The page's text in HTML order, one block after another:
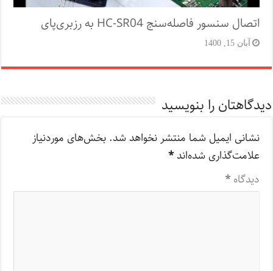
اتصال سنسور فاصله‌سنج HC-SR04 به رزبری‌پای
آبان 15, 1400
دیدگاهتان را بنویسید
نشانی ایمیل شما منتشر نخواهد شد. بخش‌های موردنیاز
علامت‌گذاری شده‌اند*
دیدگاه*